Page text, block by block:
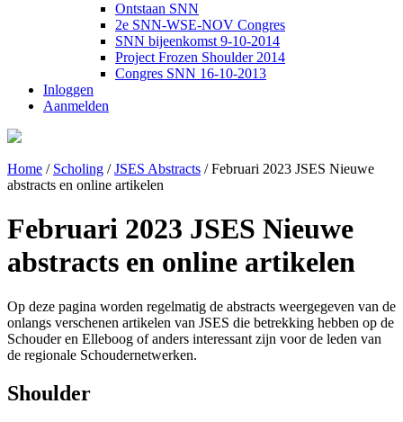
Ontstaan SNN
2e SNN-WSE-NOV Congres
SNN bijeenkomst 9-10-2014
Project Frozen Shoulder 2014
Congres SNN 16-10-2013
Inloggen
Aanmelden
Home / Scholing /JSES Abstracts /Februari 2023 JSES Nieuwe
abstracts en online artikelen
Februari 2023 JSES Nieuwe
abstracts en online artikelen
Op deze pagina worden regelmatig de abstracts weergegeven van de
onlangs verschenen artikelen van JSES die betrekking hebben op de
Schouder en Elleboog of anders interessant zijn voor de leden van
de regionale Schoudernetwerken.
Shoulder